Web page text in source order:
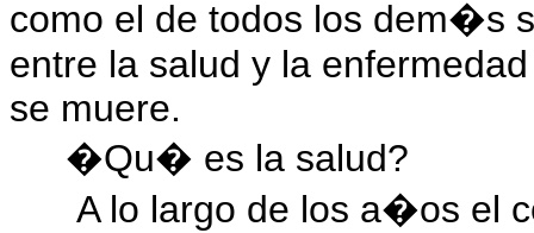
como el de todos los dem�s
entre la salud y la
se muere.
�Qu� es la salud?
A lo largo de los a�os el